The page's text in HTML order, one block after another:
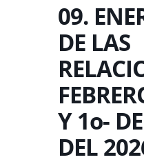
09.
DE LAS
Y 1o-
DEL